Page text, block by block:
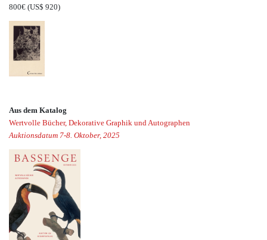
800€ (US$ 920)
Aus dem Katalog
Wertvolle Bücher, Dekorative Graphik und Autographen
Auktionsdatum 7-8. Oktober, 2025